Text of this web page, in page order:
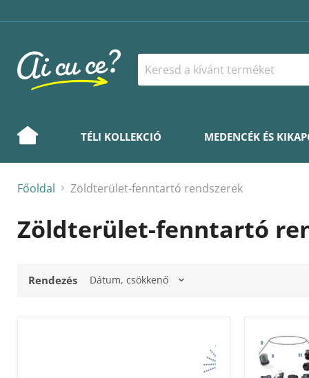
TÉLI KOLLEKCIÓ MEDENCÉK ÉS
Főoldal Zöldterület-fenntartó rendszerek
Zöldterület-fenntartó
Rendezés